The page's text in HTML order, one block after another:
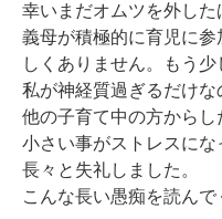
幸いまだオムツを外し
義母が積極的に育児に
しくありません。もう
私が神経質過ぎるだけな
他の子育て中の方から
小さい事がストレスにな
長々と失礼しました。
こんな長い愚痴を読ん